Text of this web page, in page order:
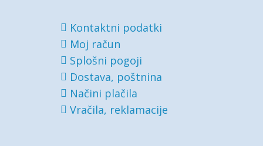
Kontaktni podatki
Moj račun
Splošni pogoji
Dostava, poštnina
Načini plačila
Vračila, reklamacije